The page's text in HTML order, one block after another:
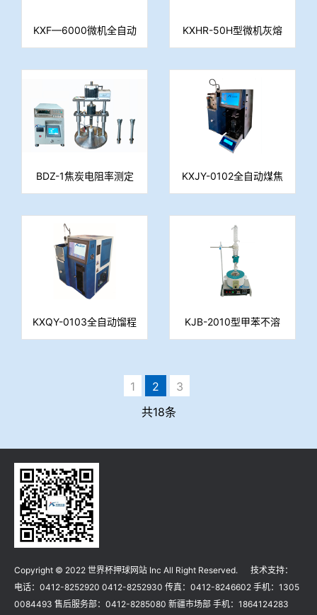
KXF—6000微机全自动
量热仪
KXHR-50H型微机灰熔
点测定仪
BDZ-1焦炭电阻率测定
仪
KXJY-0102全自动煤焦
油馏程测定仪（重量
KXQY-0103全自动馏程
测定仪
KJB-2010型甲苯不溶
物测定仪
1 2
3
共18条
Copyright © 2022 世界杯押球网站 Inc All Right Reserved. 技术支持：
电话：0412-8252920 0412-8252930 传真：0412-8246602 手机：1305
0084493 售后服务部：0412-8285080 新疆市场部 手机：1864124283